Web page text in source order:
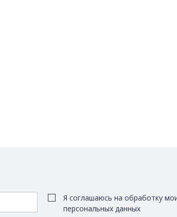
Я соглашаюсь на обработку
персональных данных